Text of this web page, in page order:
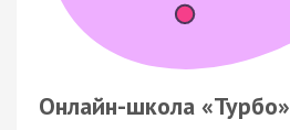
Онлайн-школа «Турбо»